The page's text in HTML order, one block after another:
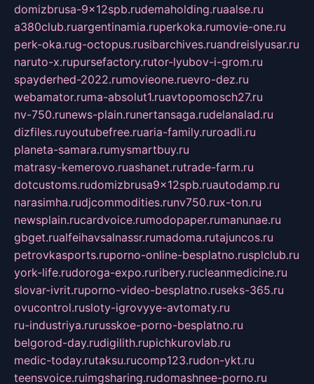
domizbrusa-9x12spb.rudemaholding.ruaalse.ru
a380club.ruargentinamia.ruperkoka.rumovie-one.ru
perk-oka.rug-octopus.rusibarchives.ruandreislyusar.ru
naruto-x.rupursefactory.rutor-lyubov-i-grom.ru
spayderhed-2022.rumovieone.ruevro-dez.ru
webamator.ruma-absolut1.ruavtopomosch27.ru
nv-750.runews-plain.runertansaga.rudelanalad.ru
dizfiles.ruyoutubefree.ruaria-family.ruroadli.ru
planeta-samara.rumysmartbuy.ru
matrasy-kemerovo.ruashanet.rutrade-farm.ru
dotcustoms.rudomizbrusa9x12spb.ruautodamp.ru
narasimha.rudjcommodities.runv750.rux-ton.ru
newsplain.rucardvoice.rumodopaper.rumanunae.ru
gbget.rualfeihavsalnassr.rumadoma.rutajuncos.ru
petrovkasports.ruporno-online-besplatno.rusplclub.ru
york-life.rudoroga-expo.ruribery.rucleanmedicine.ru
slovar-ivrit.ruporno-video-besplatno.ruseks-365.ru
ovucontrol.rusloty-igrovyye-avtomaty.ru
ru-industriya.rurusskoe-porno-besplatno.ru
belgorod-day.rudigilith.rupichkurovlab.ru
medic-today.rutaksu.rucomp123.rudon-ykt.ru
teensvoice.ruimgsharing.rudomashnee-porno.ru